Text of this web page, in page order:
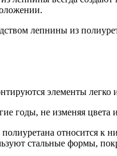
лепнины из
элементы легко
годы, не изменяя
относится
стальные формы,